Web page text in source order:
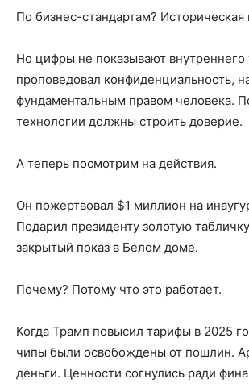
По бизнес-стандартам? Историческая
Но цифры не показывают внутреннего
проповедовал конфиденциальность,
фундаментальным правом человека.
технологии должны строить доверие.
А теперь посмотрим на действия.
Он пожертвовал $1 миллион на
Подарил президенту золотую
закрытый показ в Белом доме.
Почему? Потому что это работает.
Когда Трамп повысил тарифы в 2025
чипы были освобождены от пошлин.
деньги. Ценности согнулись ради